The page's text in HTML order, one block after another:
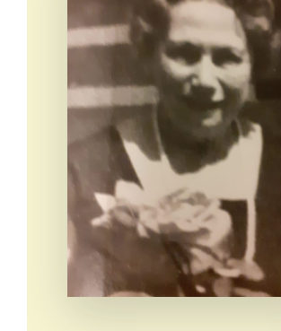
Eventi e notizie